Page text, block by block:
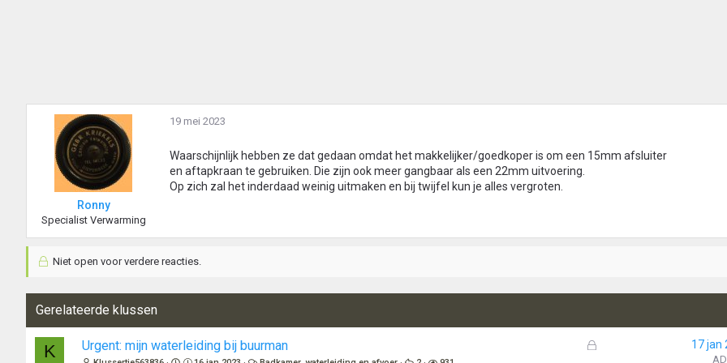
Ronny
Specialist Verwarming
19 mei 2023
Waarschijnlijk hebben ze dat gedaan omdat het makkelijker/goedkoper is om een 15mm afsluiter
en aftapkraan te gebruiken. Die zijn ook meer gangbaar als een 22mm uitvoering.
Op zich zal het inderdaad weinig uitmaken en bij twijfel kun je alles vergroten.
Niet open voor verdere reacties.
Gerelateerde klussen
K
G
Urgent: mijn waterleiding bij buurman 17 jan